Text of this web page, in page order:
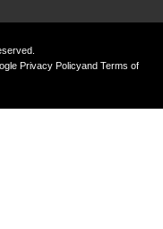
Privacy PolicyandTerms of